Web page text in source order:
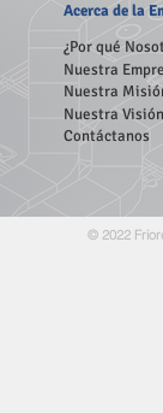
Acercade la
¿Por qué
Nuestra
Nuestra
Nuestra Visión
Contáctanos
© 2022